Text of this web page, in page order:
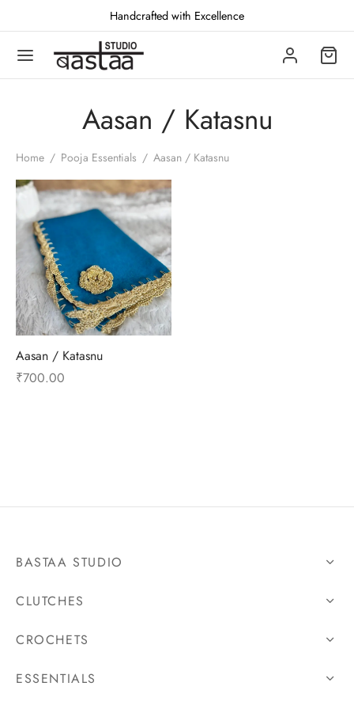
Handcrafted with Excellence
Aasan / Katasnu
Home / Pooja Essentials / Aasan / Katasnu
Aasan / Katasnu
₹700.00
BASTAA STUDIO
CLUTCHES
CROCHETS
ESSENTIALS
Batwas
Purses
ESSENTIALS
puja set
/ Katasnu
Bag